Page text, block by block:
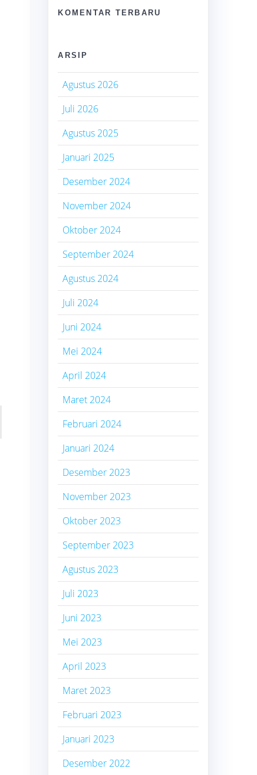
KOMENTAR TERBARU
ARSIP
Agustus 2026
Juli 2026
Agustus 2025
Januari 2025
Desember 2024
November 2024
Oktober 2024
September 2024
Agustus 2024
Juli 2024
Juni 2024
Mei 2024
April 2024
Maret 2024
Februari 2024
Januari 2024
Desember 2023
November 2023
Oktober 2023
September 2023
Agustus 2023
Juli 2023
Juni 2023
Mei 2023
April 2023
Maret 2023
Februari 2023
Januari 2023
Desember 2022